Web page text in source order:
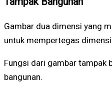
Gambar dua dimensi yang
untuk mempertegas
Fungsi dari gambar tampak
bangunan.